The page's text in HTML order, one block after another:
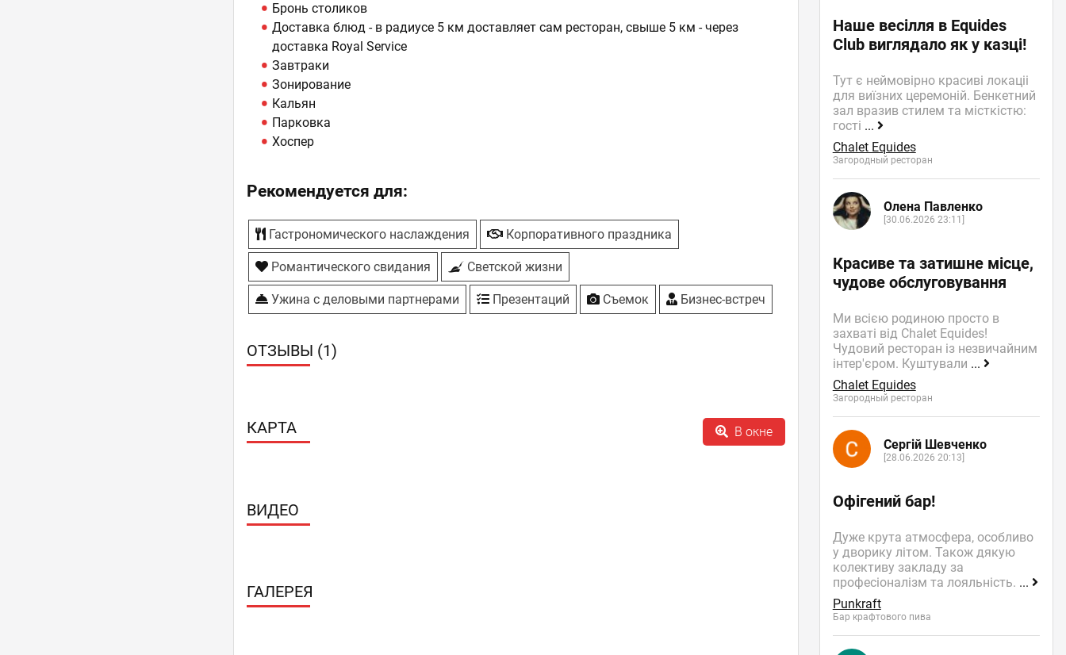
Бронь столиков
Доставка блюд - в радиусе 5 км доставляет сам ресторан, свыше 5 км - через
доставка Royal Service
Завтраки
Зонирование
Кальян
Парковка
Хоспер
Рекомендуется для:
Гастрономического наслаждения Корпоративного праздника
Романтического свидания Светской жизни
Ужина с деловыми партнерами Презентаций Съемок Бизнес-встреч
ОТЗЫВЫ (1)
КАРТА В окне
ВИДЕО
ГАЛЕРЕЯ
Наше весілля в Equides
Club виглядало як у казці!
Тут є неймовірно красиві локаціі
для виїзних церемоній. Бенкетний
зал вразив стилем та місткістю:
гості ...
Chalet Equides
Загородный ресторан
Олена Павленко
[30.06.2026 23:11]
Красиве та затишне місце,
чудове обслуговування
Ми всією родиною просто в
захваті від Chalet Equides!
Чудовий ресторан із незвичайним
інтер'єром. Куштували ...
Chalet Equides
Загородный ресторан
Сергій Шевченко
[28.06.2026 20:13]
Офігений бар!
Дуже крута атмосфера, особливо
у дворику літом. Також дякую
колективу закладу за
професіоналізм та лояльність. ...
Punkraft
Бар крафтового пива